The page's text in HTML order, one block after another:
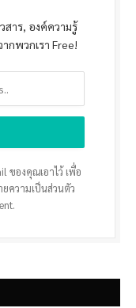
สาร, องค์ความรู้
กพวกเรา Free!
ของคุณเอาไว้ เพื่อ
ยความเป็นส่วนตัว